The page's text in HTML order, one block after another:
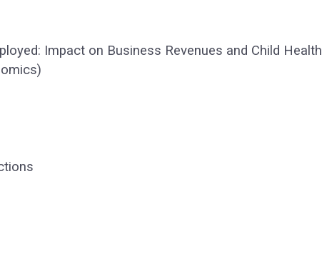
Impact on Business Revenues and Child Health